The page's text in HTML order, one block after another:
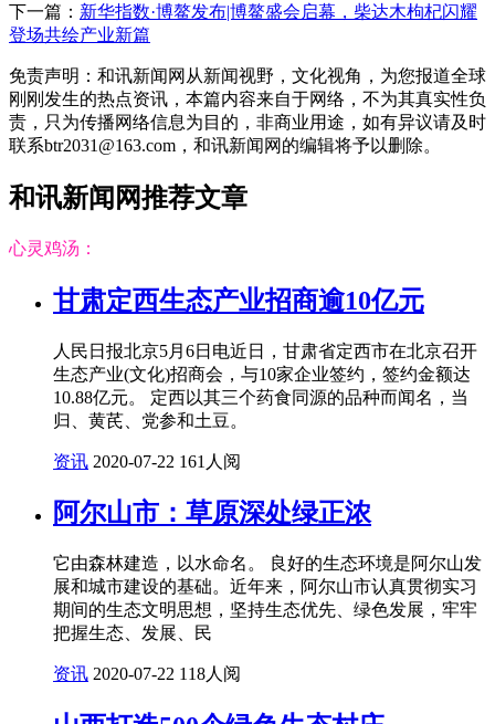
下一篇： 新华指数·博鳌发布|博鳌盛会启幕，柴达木枸杞闪耀
登场共绘产业新篇
免责声明：和讯新闻网从新闻视野，文化视角，为您报道全球
刚刚发生的热点资讯，本篇内容来自于网络，不为其真实性负
责，只为传播网络信息为目的，非商业用途，如有异议请及时
联系btr2031@163.com，和讯新闻网的编辑将予以删除。
和讯新闻网推荐文章
心灵鸡汤：
甘肃定西生态产业招商逾10亿元
人民日报北京5月6日电近日，甘肃省定西市在北京召开
生态产业(文化)招商会，与10家企业签约，签约金额达
10.88亿元。 定西以其三个药食同源的品种而闻名，当
归、黄芪、党参和土豆。
资讯 2020-07-22 161人阅
阿尔山市：草原深处绿正浓
它由森林建造，以水命名。 良好的生态环境是阿尔山发
展和城市建设的基础。近年来，阿尔山市认真贯彻实习
期间的生态文明思想，坚持生态优先、绿色发展，牢牢
把握生态、发展、民
资讯 2020-07-22 118人阅